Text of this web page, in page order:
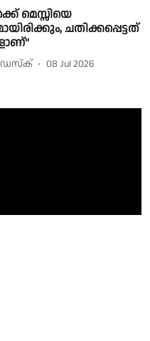
മെസ്സിയെ
ചതിക്കപ്പെട്ടത്
08 Jul 2026